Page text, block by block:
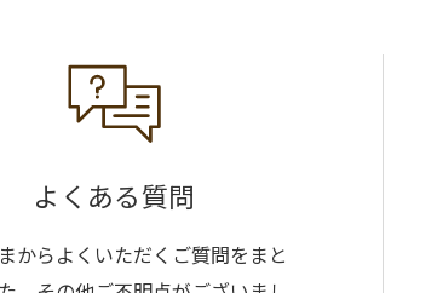
よくある質問
からよくいただくご質問をまと